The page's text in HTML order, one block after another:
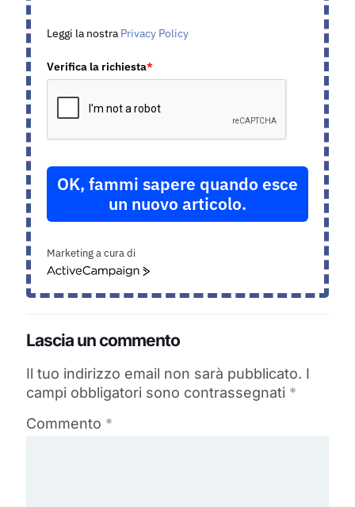
Leggi la nostra Privacy Policy
Verifica la richiesta*
OK, fammi sapere quando esce
un nuovo articolo.
Marketing a cura di
ActiveCampaign
Lascia un commento
Il tuo indirizzo email non sarà pubblicato. I
campi obbligatori sono contrassegnati *
Commento *